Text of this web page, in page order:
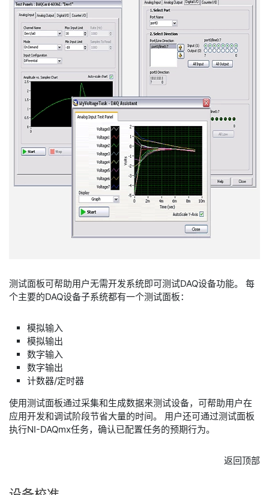
测试面板可帮助用户无需开发系统即可测试DAQ设备功能。 每
个主要的DAQ设备子系统都有一个测试面板：
模拟输入
模拟输出
数字输入
数字输出
计数器/定时器
使用测试面板通过采集和生成数据来测试设备，可帮助用户在
应用开发和调试阶段节省大量的时间。 用户还可通过测试面板
执行NI-DAQmx任务，确认已配置任务的预期行为。
返回顶部